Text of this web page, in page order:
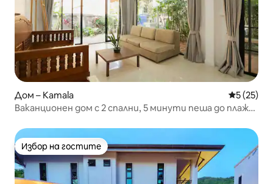
Дом – Kamala Средна
5 (25)
Ваканционен дом с 2 спални, 5 минути пеша до плажа
Избор на гостите
Избор на гостите